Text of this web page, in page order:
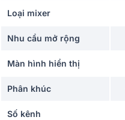
Loại mixer
Nhu cầu mở rộng
Màn hình hiển thị
Phân khúc
Số kênh